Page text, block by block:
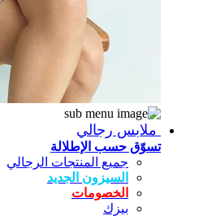
ملابس رجالي
تسوّق حسب الإطلالة
جميع المنتجات الرجالي
السيزون الجديد
الخصومات
بيزك